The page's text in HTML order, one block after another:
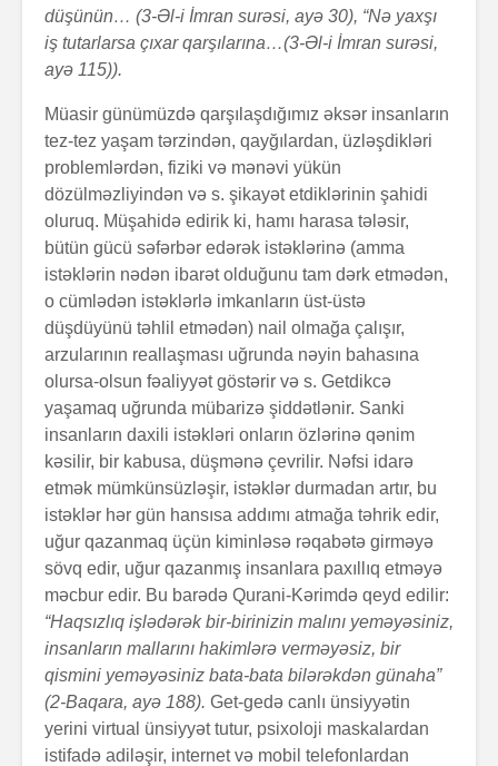
düşünün… (3-Əl-i İmran surəsi, ayə 30), “Nə yaxşı
iş tutarlarsa çıxar qarşı­la­rına…(3-Əl-i İmran surəsi,
ayə 115)).
Müasir günümüzdə qarşılaşdığımız əksər insanların
tez-tez yaşam tərzindən, qayğılardan, üzləşdikləri
prob­lem­lərdən, fiziki və mənəvi yükün
dözülməzliyindən və s. şikayət etdiklərinin şahidi
oluruq. Müşahidə edirik ki, hamı harasa tələsir,
bütün gücü səfərbər edərək istəklərinə (amma
istəklərin nədən ibarət olduğunu tam dərk etmə­dən,
o cümlədən istəklərlə imkanların üst-üstə
düşdüyünü təhlil etmədən) nail olmağa çalışır,
arzularının reallaşması uğrunda nəyin bahasına
olursa-olsun fəaliyyət göstərir və s. Getdikcə
yaşamaq uğrunda mübarizə şiddətlənir. Sanki
insanların daxili istəkləri onların özlərinə qənim
kəsilir, bir kabusa, düşmənə çevrilir. Nəfsi idarə
etmək mümkün­süzləşir, istəklər durmadan artır, bu
istəklər hər gün hansısa addımı atmağa təhrik edir,
uğur qazanmaq üçün kiminləsə rəqabətə girməyə
sövq edir, uğur qazanmış insanlara paxıllıq etməyə
məcbur edir. Bu barədə Qurani-Kərimdə qeyd edilir:
“Haqsızlıq işlədərək bir-birinizin malını yeməyəsiniz,
insanların mallarını hakimlərə ver­mə­yəsiz, bir
qismini yeməyəsiniz bata-bata bilərəkdən günaha”
(2-Baqara, ayə 188). Get-gedə canlı ünsiyyətin
yerini virtual ünsiyyət tutur, psixoloji maska­lardan
isti­fadə adiləşir, internet və mobil telefonlardan